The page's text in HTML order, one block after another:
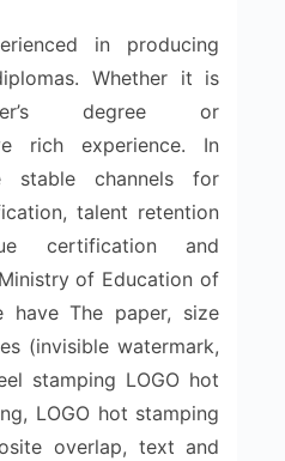
in producing
Whether it is
degree or
rich experience. In
stable channels for
talent retention
certification and
of Education of
have The paper, size
(invisible watermark,
stamping LOGO hot
LOGO hot stamping
overlap, text and